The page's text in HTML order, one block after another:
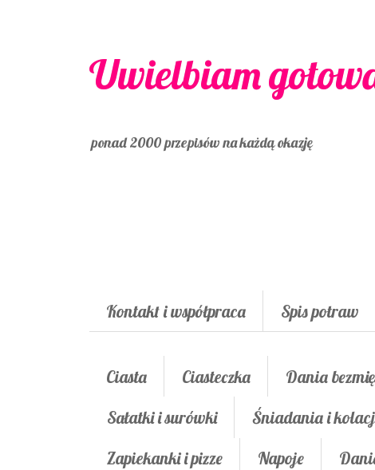
Uwielbiam
ponad 2000 przepisów na każdą okazję
Kontakt i współpraca Spis potraw
Ciasta Ciasteczka Dania
Sałatki i surówki
Śniadania i
Zapiekanki i pizze
Napoje